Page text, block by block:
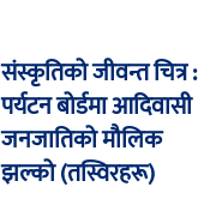
संस्कृतिको जीवन्त चित्र :
पर्यटन बोर्डमा आदिवासी
जनजातिको मौलिक
झल्को (तस्विरहरू)